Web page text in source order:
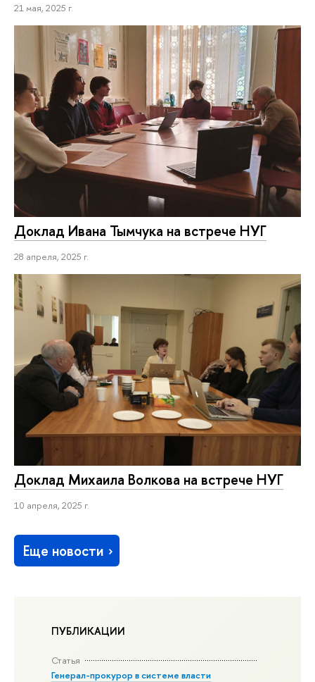
ПУБЛИКАЦИИ
Статья
Генерал-прокурор в системе власти
21 мая, 2025 г.
Доклад Ивана Тымчука на встрече НУГ
28 апреля, 2025 г.
Доклад Михаила Волкова на встрече НУГ
10 апреля, 2025 г.
Еще новости